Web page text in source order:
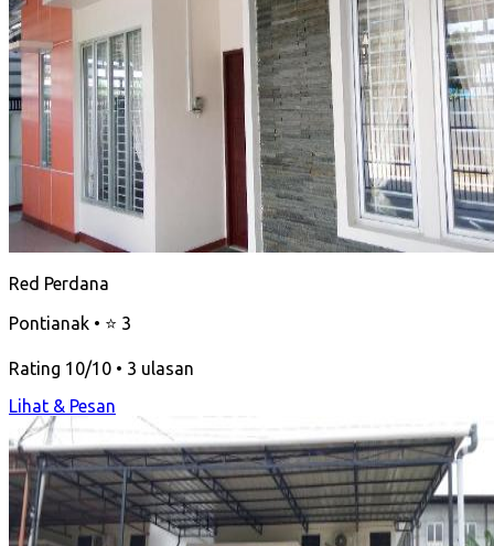
Red Perdana
Pontianak • ⭐ 3
Rating 10/10 • 3 ulasan
Lihat & Pesan